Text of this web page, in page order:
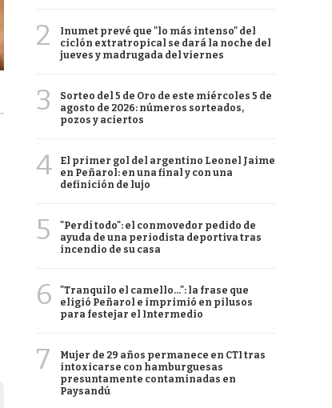
2
Inumet prevé que "lo más intenso" del
ciclón extratropical se dará la noche del
jueves y madrugada del viernes
3
Sorteo del 5 de Oro de este miércoles 5 de
agosto de 2026: números sorteados,
pozos y aciertos
4
El primer gol del argentino Leonel Jaime
en Peñarol: en una final y con una
definición de lujo
5
"Perdí todo": el conmovedor pedido de
ayuda de una periodista deportiva tras
incendio de su casa
6
"Tranquilo el camello...": la frase que
eligió Peñarol e imprimió en pilusos
para festejar el Intermedio
7
Mujer de 29 años permanece en CTI tras
intoxicarse con hamburguesas
presuntamente contaminadas en
Paysandú